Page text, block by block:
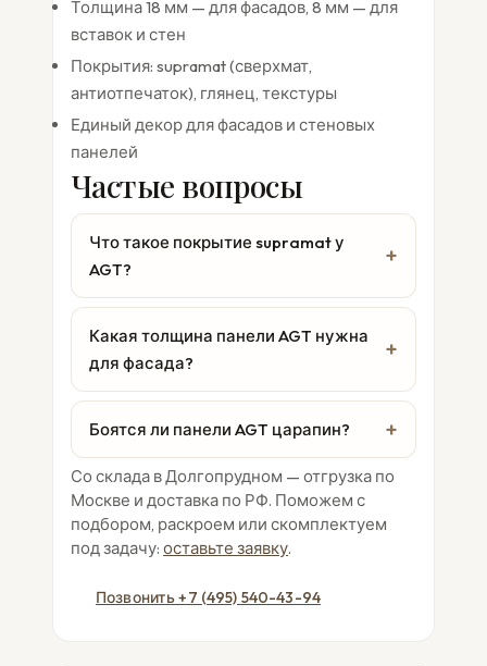
Толщина 18 мм — для фасадов, 8 мм — для
вставок и стен
Покрытия: supramat (сверхмат,
антиотпечаток), глянец, текстуры
Единый декор для фасадов и стеновых
панелей
Частые вопросы
Что такое покрытие supramat у
AGT?
Какая толщина панели AGT нужна
для фасада?
Боятся ли панели AGT царапин?
Со склада в Долгопрудном — отгрузка по
Москве и доставка по РФ. Поможем с
подбором, раскроем или скомплектуем
под задачу: оставьте заявку.
Позвонить +7 (495) 540-43-94